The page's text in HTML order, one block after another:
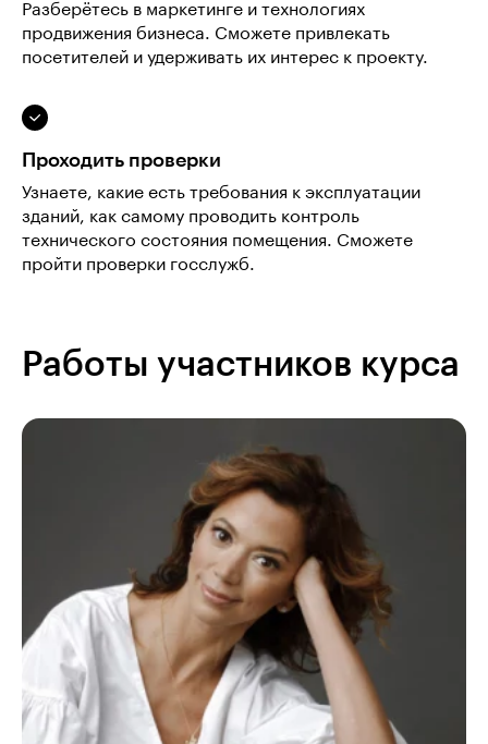
Разберётесь в маркетинге и технологиях
продвижения бизнеса. Сможете привлекать
посетителей и удерживать их интерес к проекту.
Проходить проверки
Узнаете, какие есть требования к эксплуатации
зданий, как самому проводить контроль
технического состояния помещения. Сможете
пройти проверки госслужб.
Работы участников курса